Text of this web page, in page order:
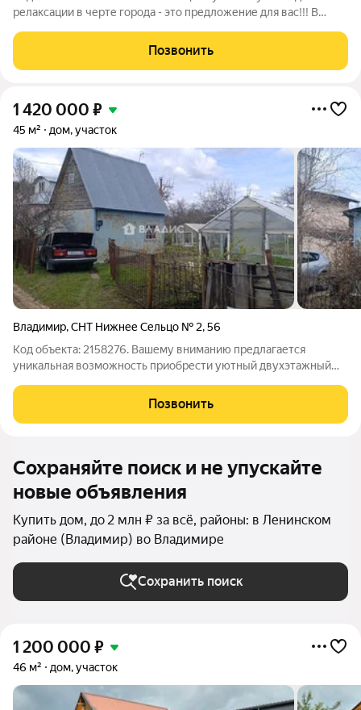
релаксации в черте города - это предложение для вас!!! В
Участок 5,17сот, дом одноэтажный, общей площадью 41,4 кв. м.
Две комнаты, очень
Позвонить
1 420 000 ₽
45 м² дом, участок
Владимир,СНТ Нижнее Сельцо № 2,56
Код объекта: 2158276. Вашему вниманию предлагается
уникальная возможность приобрести уютный двухэтажный
объект идеально подойдёт тем, кто ищет спокойное место для
жизни вдали от городской суеты.
Позвонить
Сохраняйте поиск и не упускайте
новые объявления
Купить дом, до 2 млн ₽ за всё, районы: в Ленинском
районе (Владимир) во Владимире
Сохранить поиск
1 200 000 ₽
46 м² дом, участок